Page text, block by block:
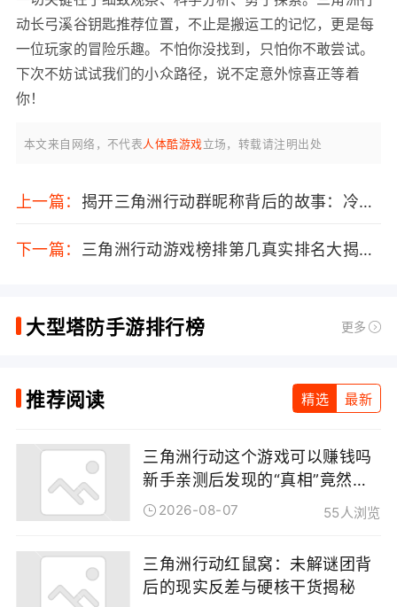
动长弓溪谷钥匙推荐位置，不止是搬运工的记忆，更是每
一位玩家的冒险乐趣。不怕你没找到，只怕你不敢尝试。
下次不妨试试我们的小众路径，说不定意外惊喜正等着
你！
本文来自网络，不代表人体酷游戏立场，转载请注明出处
上一篇： 揭开三角洲行动群昵称背后的故事：冷静、幽默与兄弟情谊的交织
下一篇： 三角洲行动游戏榜排第几真实排名大揭秘，玩家口碑与权威榜单为何存在反差！
大型塔防手游排行榜 更多
推荐阅读 精选 最新
三角洲行动这个游戏可以赚钱吗
新手亲测后发现的“真相”竟然这
样！2026-08-07 55人浏览
三角洲行动红鼠窝：未解谜团背
后的现实反差与硬核干货揭秘